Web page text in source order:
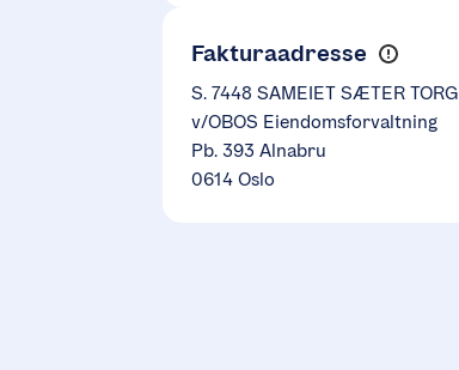
Fakturaadresse
S. 7448 SAMEIET SÆTER TORG
v/OBOS Eiendomsforvaltning
Pb. 393 Alnabru
0614 Oslo